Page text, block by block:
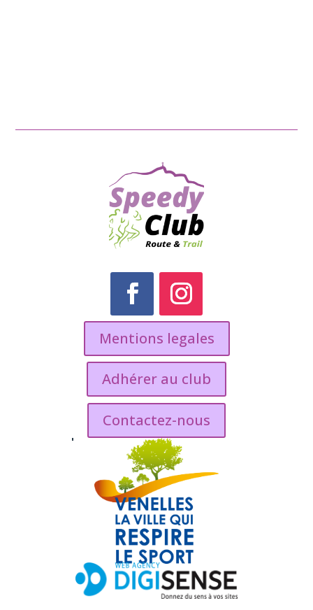
Mentions legales
Adhérer au club
Contactez-nous